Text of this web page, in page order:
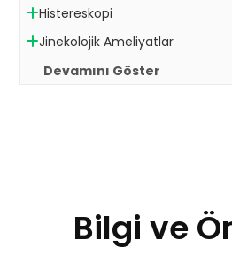
Histereskopi
Jinekolojik Ameliyatlar
Devamını Göster
Bilgi ve